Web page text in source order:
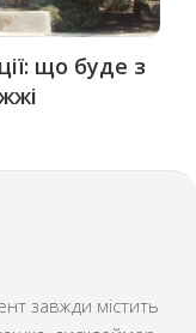
що буде з
завжди містить